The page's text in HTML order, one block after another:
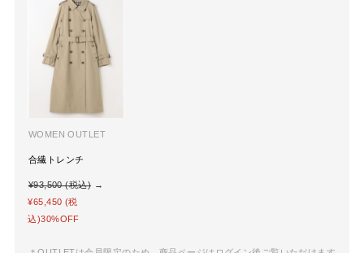
WOMEN OUTLET
合繊トレンチ
¥93,500 (税込)→
¥65,450 (税
込)30%OFF